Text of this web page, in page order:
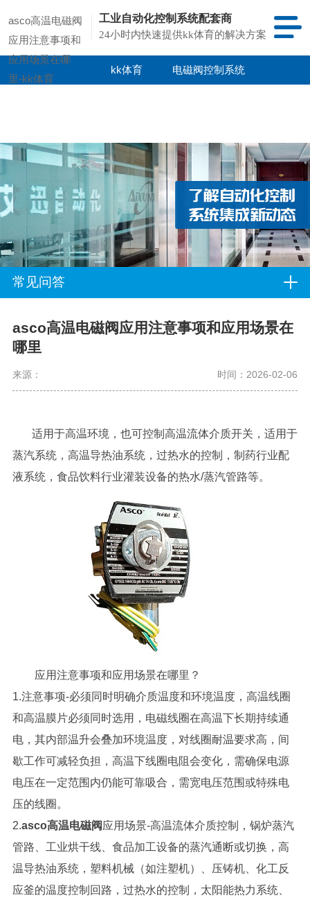
asco高温电磁阀
应用注意事项和
应用场景在哪
里-kk体育
工业自动化控制系统配套商
24小时内快速提供kk体育的解决方案
kk体育 电磁阀控制系统
常见问答
asco高温电磁阀应用注意事项和应用场景在
哪里
来源： 时间：2026-02-06
适用于高温环境，也可控制高温流体介质开关，适用于
蒸汽系统，高温导热油系统，过热水的控制，制药行业配
液系统，食品饮料行业灌装设备的热水/蒸汽管路等。
应用注意事项和应用场景在哪里？
1.注意事项-必须同时明确介质温度和环境温度，高温线圈
和高温膜片必须同时选用，电磁线圈在高温下长期持续通
电，其内部温升会叠加环境温度，对线圈耐温要求高，间
歇工作可减轻负担，高温下线圈电阻会变化，需确保电源
电压在一定范围内仍能可靠吸合，需宽电压范围或特殊电
压的线圈。
2.asco高温电磁阀应用场景-高温流体介质控制，锅炉蒸汽
管路、工业烘干线、食品加工设备的蒸汽通断或切换，高
温导热油系统，塑料机械（如注塑机）、压铸机、化工反
应釜的温度控制回路，过热水的控制，太阳能热力系统、